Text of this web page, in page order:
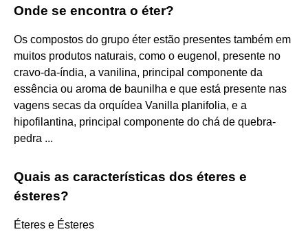
Onde se encontra o éter?
Os compostos do grupo éter estão presentes também em
muitos produtos naturais, como o eugenol, presente no
cravo-da-índia, a vanilina, principal componente da
essência ou aroma de baunilha e que está presente nas
vagens secas da orquídea Vanilla planifolia, e a
hipofilantina, principal componente do chá de quebra-
pedra ...
Quais as características dos éteres e
ésteres?
Éteres e Ésteres